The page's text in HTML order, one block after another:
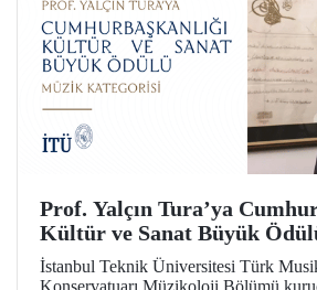
Prof. Yalçın Tura’ya
Kültür ve Sanat Büyük
İstanbul Teknik Üniversitesi Türk